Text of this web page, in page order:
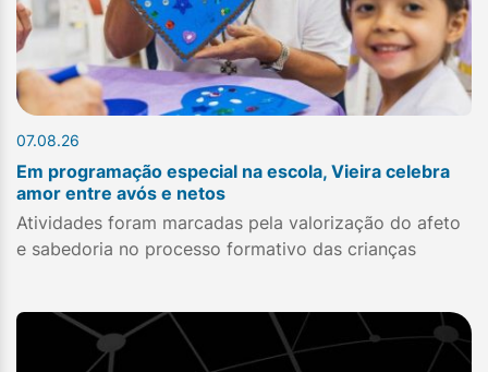
07.08.26
Em programação especial na escola, Vieira celebra
amor entre avós e netos
Atividades foram marcadas pela valorização do afeto
e sabedoria no processo formativo das crianças